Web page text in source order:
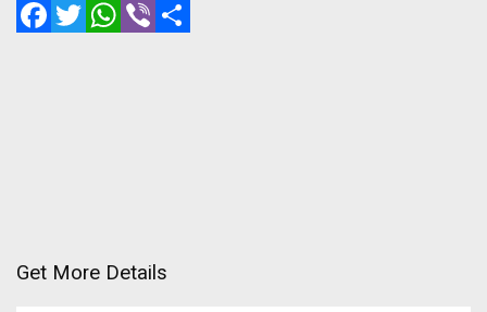
FacebookTwitterWhatsApp
Viber
Get More Details